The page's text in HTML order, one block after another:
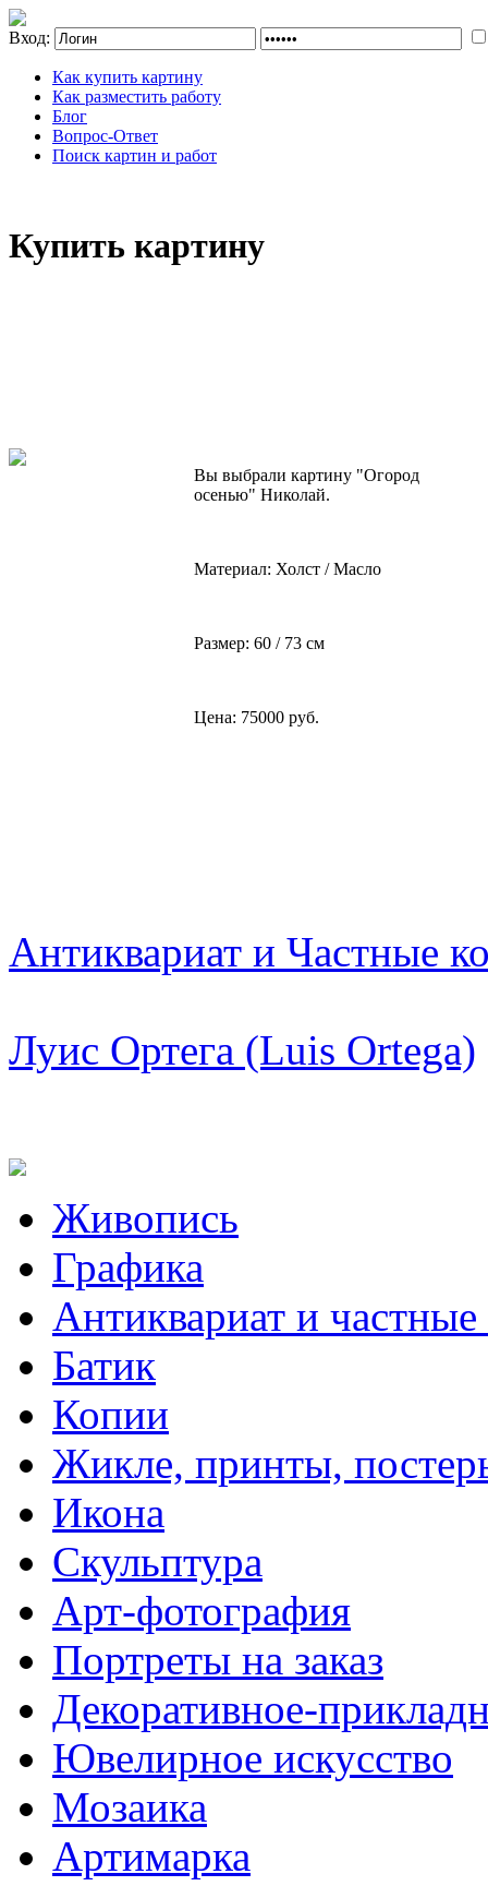
Вход:
Как купить картину
Как разместить работу
Блог
Вопрос-Ответ
Поиск картин и работ
Купить картину
Вы выбрали картину "Огород
осенью" Николай.
Материал: Холст / Масло
Размер: 60 / 73 см
Цена: 75000 руб.
Антиквариат и Частные
Луис Ортега (Luis Ortega)
Живопись
Графика
Антиквариат и
Батик
Копии
Жикле, принты,
Икона
Скульптура
Арт-фотография
Портреты на заказ
Декоративное-
Ювелирное искусство
Мозаика
Артимарка